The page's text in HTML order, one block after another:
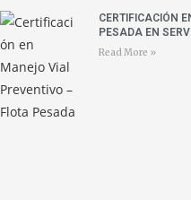
CERTIFICACIÓN
PESADA EN
Read More »